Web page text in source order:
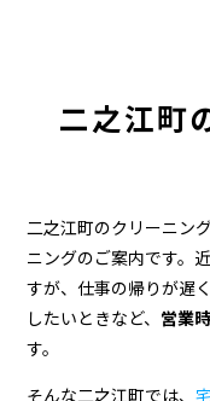
＆
宅
配
ク
二之江町
二之江町のクリーニング
ニングのご案内です。
すが、仕事の帰りが遅
したいときなど、 営業
す。
そんな二之江町では、